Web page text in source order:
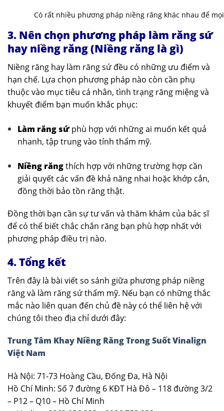
Có rất nhiều phương pháp niềng răng khác nhau để
3. Nên chọn phương pháp làm răng sứ
hay niềng răng (Niềng răng là gì)
Niềng răng hay làm răng sứ đều có những ưu điểm và
hạn chế. Lựa chọn phương pháp nào còn cần phụ
thuộc vào mục tiêu cá nhân, tình trạng răng miệng và
khuyết điểm bạn muốn khắc phục:
Làm răng sứphù hợp với những ai muốn kết quả
nhanh, tập trung vào tính thẩm mỹ.
Niềng răngthích hợp với những trường hợp cần
giải quyết các vấn đề khả năng nhai hoặc khớp cắn,
đồng thời bảo tồn răng thật.
Đồng thời bạn cần sự tư vấn và thăm khám của bác sĩ
để có thể biết chắc chắn răng bạn phù hợp nhất với
phương pháp điều trị nào.
4. Tổng kết
Trên đây là bài viết so sánh giữa phương pháp niềng
răng và làm răng sứ thẩm mỹ. Nếu bạn có những thắc
mắc nào liên quan đến chủ đề này có thể liên hệ với
chúng tôi theo địa chỉ dưới đây:
Trung Tâm Khay Niềng Răng Trong Suốt Vinalign
Việt Nam
Hà Nội: 71-73 Hoàng Cầu, Đống Đa, Hà Nội
Hồ Chí Minh: Số 7 đường 6 KĐT Hà Đô – 118 đường 3/2
– P12 – Q10 – Hồ Chí Minh